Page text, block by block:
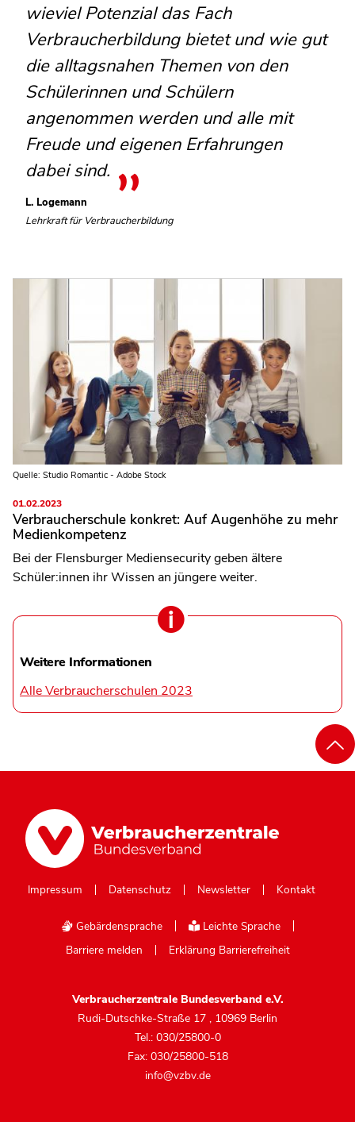
wieviel Potenzial das Fach
Verbraucherbildung bietet und wie gut
die alltagsnahen Themen von den
Schülerinnen und Schülern
angenommen werden und alle mit
Freude und eigenen Erfahrungen
dabei sind.
L. Logemann
Lehrkraft für Verbraucherbildung
Quelle: Studio Romantic - Adobe Stock
01.02.2023
Verbraucherschule konkret: Auf Augenhöhe zu mehr
Medienkompetenz
Bei der Flensburger Mediensecurity geben ältere
Schüler:innen ihr Wissen an jüngere weiter.
Weitere Informationen
Alle Verbraucherschulen 2023
Impressum Datenschutz Newsletter Kontakt
Gebärdensprache
Leichte Sprache
Barriere melden
Erklärung Barrierefreiheit
Verbraucherzentrale Bundesverband e.V.
Rudi-Dutschke-Straße 17 , 10969 Berlin
Tel.: 030/25800-0
Fax: 030/25800-518
info@vzbv.de